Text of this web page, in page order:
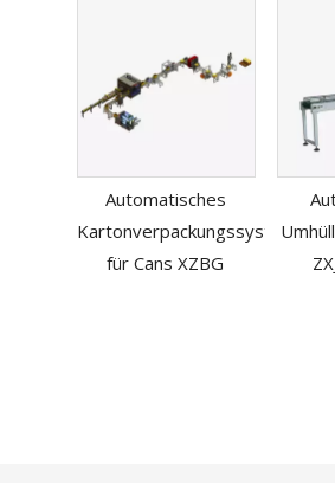
Automatisches
Kartonverpackungssystem
für Cans XZBG